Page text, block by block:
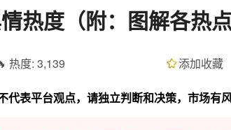
热度（附：图解各热点
热度: 3,139 添加收藏
表平台观点，请独立判断和决策，市场有